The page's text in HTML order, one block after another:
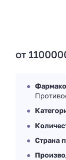
от
Страна